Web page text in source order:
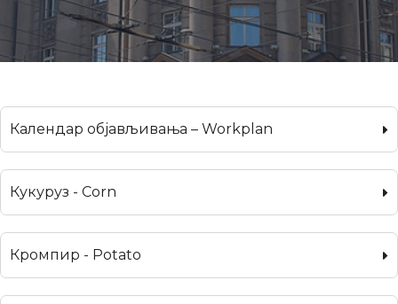
Календар објављивања – Workplan
Кукуруз - Corn
Кромпир - Potato